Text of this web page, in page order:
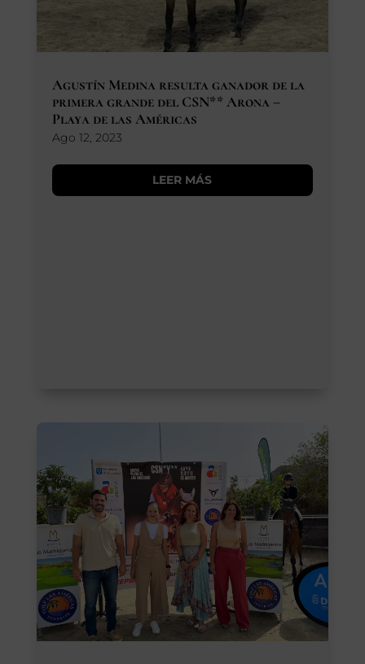
Agustín Medina resulta ganador de la
primera grande del CSN** Arona –
Playa de las Américas
Ago 12, 2023
LEER MÁS